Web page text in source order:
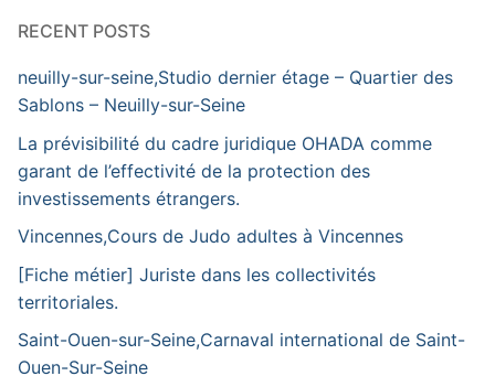
RECENT POSTS
neuilly-sur-seine,Studio dernier étage – Quartier des
Sablons – Neuilly-sur-Seine
La prévisibilité du cadre juridique OHADA comme
garant de l’effectivité de la protection des
investissements étrangers.
Vincennes,Cours de Judo adultes à Vincennes
[Fiche métier] Juriste dans les collectivités
territoriales.
Saint-Ouen-sur-Seine,Carnaval international de Saint-
Ouen-Sur-Seine